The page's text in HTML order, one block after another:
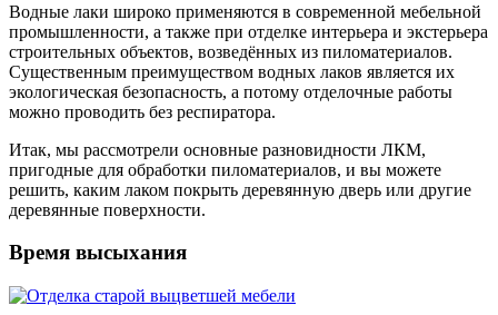
Водные лаки широко применяются в современной мебельной
промышленности, а также при отделке интерьера и экстерьера
строительных объектов, возведённых из пиломатериалов.
Существенным преимуществом водных лаков является их
экологическая безопасность, а потому отделочные работы
можно проводить без респиратора.
Итак, мы рассмотрели основные разновидности ЛКМ,
пригодные для обработки пиломатериалов, и вы можете
решить, каким лаком покрыть деревянную дверь или другие
деревянные поверхности.
Время высыхания